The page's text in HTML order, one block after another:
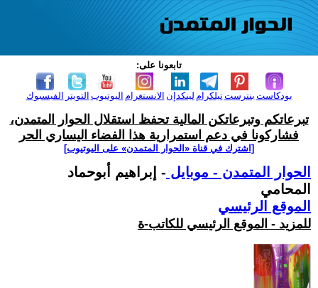
تابعونا على:
الفيسبوك التويتر اليوتيوب الانستغرام لينكدإن تيلكرامبنترست بودكاست
تبرعاتكم وتبرعاتكن المالية تحفظ استقلال الحوار المتمدن،
فشاركونا في دعم استمرارية هذا الفضاء اليساري الحر
[اشترك في قناة ‫«الحوار المتمدن» على اليوتيوب]
الحوار المتمدن - موبايل - إبراهيم أبوحماد
المحامي
الموقع الرئيسي
للمزيد - الموقع الرئيسي للكاتب-ة